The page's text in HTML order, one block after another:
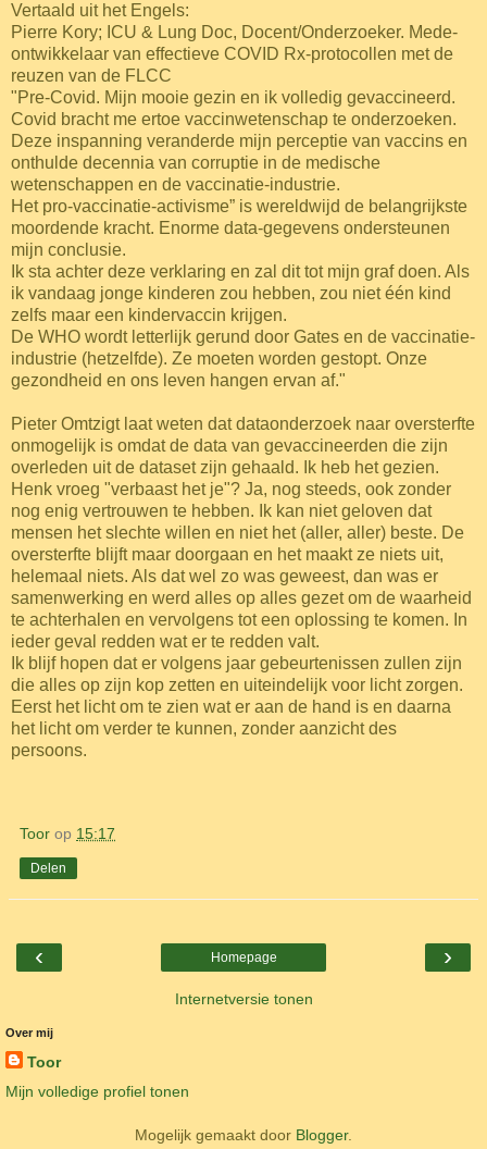
Vertaald uit het Engels:
Pierre Kory; ICU & Lung Doc, Docent/Onderzoeker. Mede-
ontwikkelaar van effectieve COVID Rx-protocollen met de
reuzen van de FLCC
"Pre-Covid. Mijn mooie gezin en ik volledig gevaccineerd.
Covid bracht me ertoe vaccinwetenschap te onderzoeken.
Deze inspanning veranderde mijn perceptie van vaccins en
onthulde decennia van corruptie in de medische
wetenschappen en de vaccinatie-industrie.
Het pro-vaccinatie-activisme” is wereldwijd de belangrijkste
moordende kracht. Enorme data-gegevens ondersteunen
mijn conclusie.
Ik sta achter deze verklaring en zal dit tot mijn graf doen. Als
ik vandaag jonge kinderen zou hebben, zou niet één kind
zelfs maar een kindervaccin krijgen.
De WHO wordt letterlijk gerund door Gates en de vaccinatie-
industrie (hetzelfde). Ze moeten worden gestopt. Onze
gezondheid en ons leven hangen ervan af."
Pieter Omtzigt laat weten dat dataonderzoek naar oversterfte
onmogelijk is omdat de data van gevaccineerden die zijn
overleden uit de dataset zijn gehaald. Ik heb het gezien.
Henk vroeg "verbaast het je"? Ja, nog steeds, ook zonder
nog enig vertrouwen te hebben. Ik kan niet geloven dat
mensen het slechte willen en niet het (aller, aller) beste. De
oversterfte blijft maar doorgaan en het maakt ze niets uit,
helemaal niets. Als dat wel zo was geweest, dan was er
samenwerking en werd alles op alles gezet om de waarheid
te achterhalen en vervolgens tot een oplossing te komen. In
ieder geval redden wat er te redden valt.
Ik blijf hopen dat er volgens jaar gebeurtenissen zullen zijn
die alles op zijn kop zetten en uiteindelijk voor licht zorgen.
Eerst het licht om te zien wat er aan de hand is en daarna
het licht om verder te kunnen, zonder aanzicht des
persoons.
Toor op 15:17
Delen
‹ ›
Homepage
Internetversie tonen
Over mij
Toor
Mijn volledige profiel tonen
Mogelijk gemaakt door Blogger.